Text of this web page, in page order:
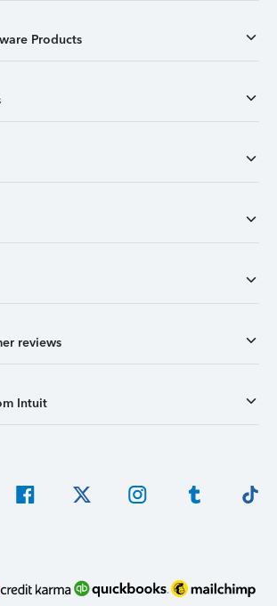
Products
reviews
Intuit